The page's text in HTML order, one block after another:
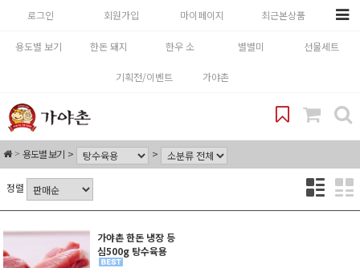
로그인 회원가입 마이페이지 최근본상품
용도별 보기 한돈 돼지 한우 소 별별미 선물세트
기획전/이벤트 가야촌
용도별 보기
정렬
가야촌 한돈 냉장 등
심500g 탕수육용